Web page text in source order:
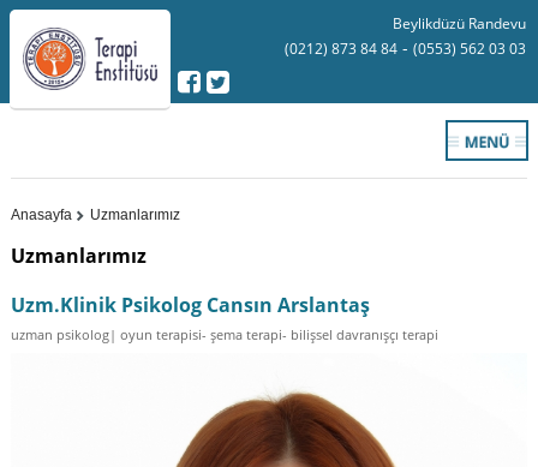
Beylikdüzü Randevu
(0212) 873 84 84 - (0553) 562 03 03
Anasayfa Uzmanlarımız
Uzmanlarımız
Uzm.Klinik Psikolog Cansın Arslantaş
uzman psikolog| oyun terapisi- şema terapi- bilişsel davranışçı terapi